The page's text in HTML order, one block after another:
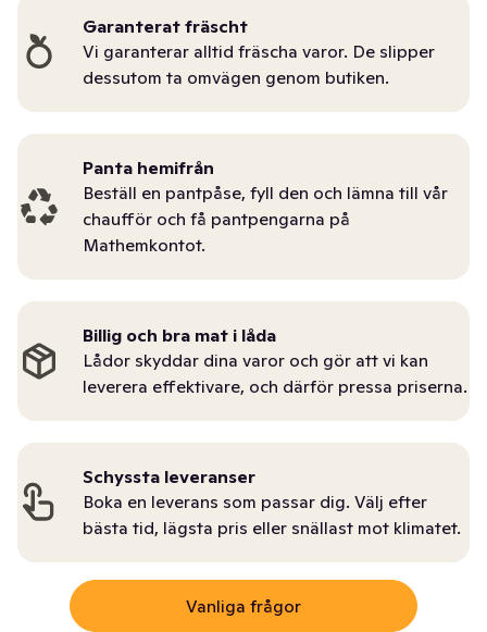
Garanterat fräscht
Vi garanterar alltid fräscha varor. De slipper
dessutom ta omvägen genom butiken.
Panta hemifrån
Beställ en pantpåse, fyll den och lämna till vår
chaufför och få pantpengarna på
Mathemkontot.
Billig och bra mat i låda
Lådor skyddar dina varor och gör att vi kan
leverera effektivare, och därför pressa priserna.
Schyssta leveranser
Boka en leverans som passar dig. Välj efter
bästa tid, lägsta pris eller snällast mot klimatet.
Vanliga frågor